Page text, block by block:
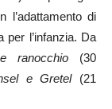
l’adattamento di
per l’infanzia. Da
ranocchio (30
e Gretel(21